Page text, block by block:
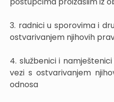
3. radnici u sporovima i
ostvarivanjem njihovih
4. službenici i
vezi s ostvarivanjem
odnosa